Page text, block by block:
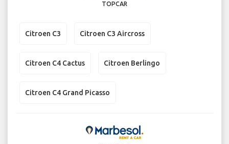
TOPCAR
Citroen C3 Citroen C3 Aircross
Citroen C4 Cactus Citroen Berlingo
Citroen C4 Grand Picasso